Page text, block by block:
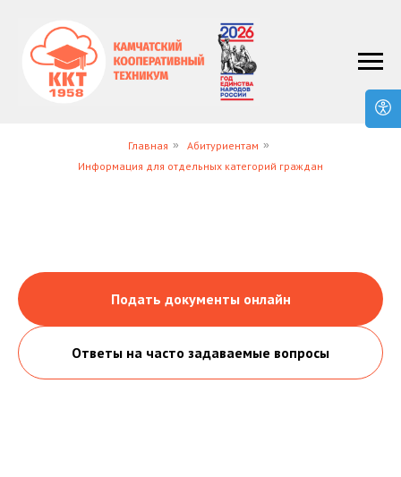
Главная » Абитуриентам »
Информация для отдельных категорий граждан
Подать документы онлайн
Ответы на часто задаваемые вопросы